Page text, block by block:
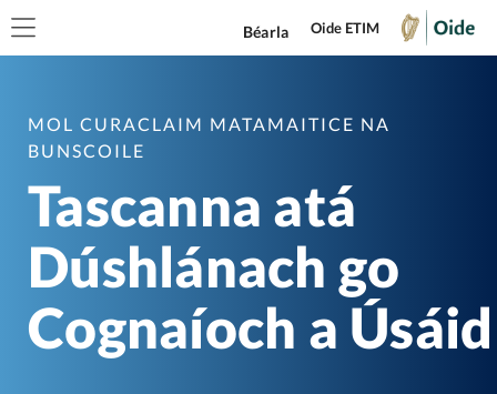
Béarla Oide ETIM
MOL CURACLAIM MATAMAITICE NA
BUNSCOILE
Tascanna atá
Dúshlánach go
Cognaíoch a Úsáid